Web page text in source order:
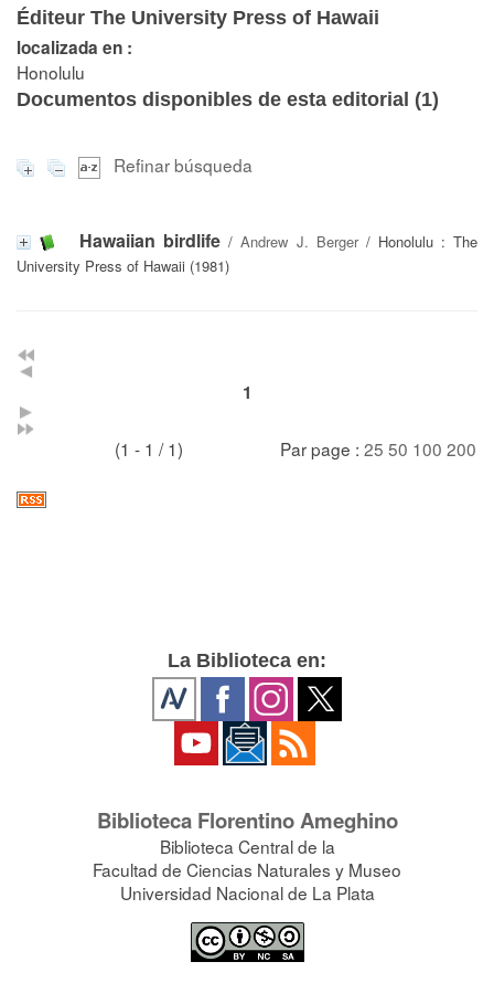
Éditeur The University Press of Hawaii
localizada en :
Honolulu
Documentos disponibles de esta editorial (1)
Refinar búsqueda
Hawaiian birdlife /Andrew J. Berger/ Honolulu : The
University Press of Hawaii (1981)
1
(1 - 1 / 1) Par page : 25 50 100 200
La Biblioteca en:
Biblioteca Florentino Ameghino
Biblioteca Central de la
Facultad de Ciencias Naturales y Museo
Universidad Nacional de La Plata